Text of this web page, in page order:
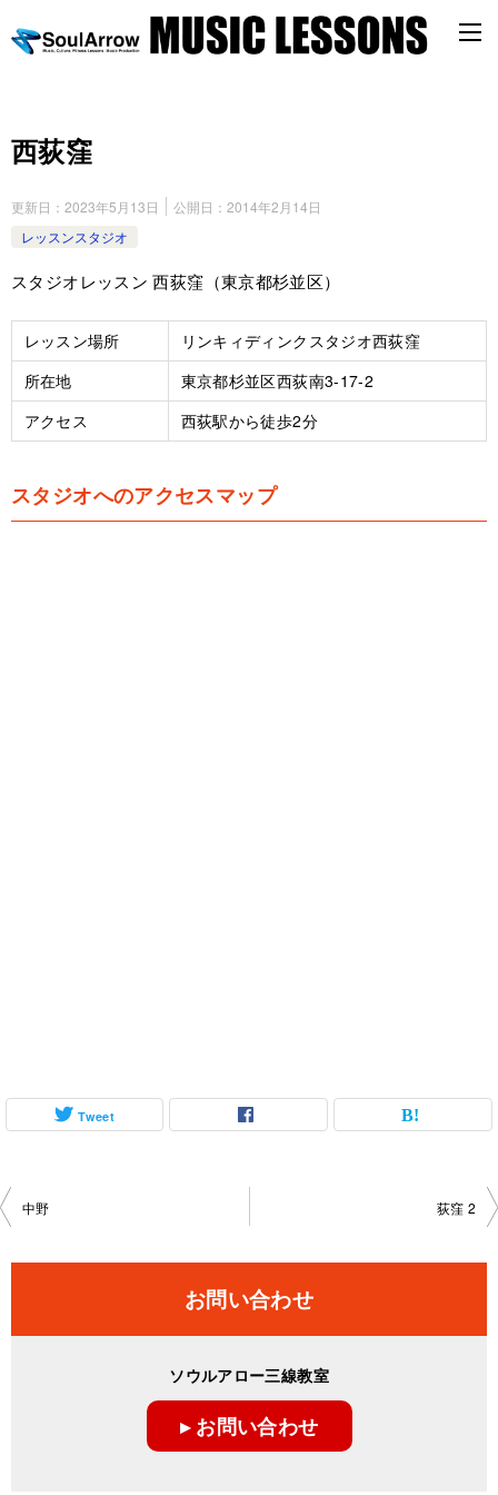
西荻窪
更新日： 2023年5月13日 公開日： 2014年2月14日
レッスンスタジオ
スタジオレッスン 西荻窪（東京都杉並区）
レッスン場所
リンキィディンクスタジオ西荻窪
所在地
東京都杉並区西荻南3-17-2
アクセス
西荻駅から徒歩2分
スタジオへのアクセスマップ
Tweet
投
ビ
中野 荻窪 2
お問い合わせ
ソウルアロー三線教室
▸ お問い合わせ